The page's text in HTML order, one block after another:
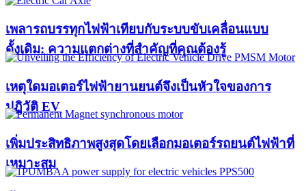
เพลารถบรรทุกไฟฟ้าเทียบกับระบบขับเคลื่อนแบบ
ดั้งเดิม: ความแตกต่างที่สำคัญที่คุณต้องรู้
เหตุใดมอเตอร์ไฟฟ้ายานยนต์จึงเป็นหัวใจของการ
ปฏิวัติ EV
เพิ่มประสิทธิภาพสูงสุดโดยเลือกมอเตอร์รถยนต์ไฟฟ้าที่
เหมาะสม